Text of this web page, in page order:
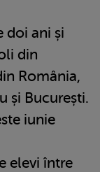
doi ani și
din
România,
și București.
iunie
elevi între